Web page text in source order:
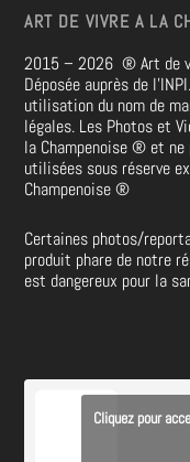
ART DE VIVRE A LA
2015 – 2026®Art de
Déposée auprès de
utilisation du nom de
légales. Les Photos et
la Champenoise® et ne
utilisées sous réserve
Champenoise®
Certaines photos/
produit phare de notre
est dangereux pour la
Cliquez pour